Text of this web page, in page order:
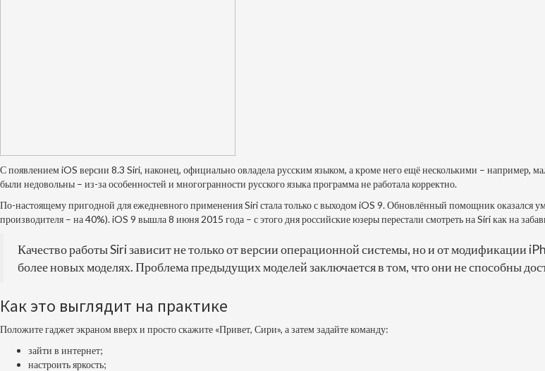
С появлением iOS версии 8.3 Siri, наконец, официально овладела русским языком, а кроме него ещё несколькими – например,
были недовольны – из-за особенностей и многогранности русского языка программа не работала корректно.
По-настоящему пригодной для ежедневного применения Siri стала только с выходом iOS 9. Обновлённый помощник оказался
производителя – на 40%). iOS 9 вышла 8 июня 2015 года – с этого дня российские юзеры перестали смотреть на Siri как на
Качество работы Siri зависит не только от версии операционной системы, но и от модификации
более новых моделях. Проблема предыдущих моделей заключается в том, что они не способны
Как это выглядит на практике
Положите гаджет экраном вверх и просто скажите «Привет, Сири», а затем задайте команду:
зайти в интернет;
настроить яркость;